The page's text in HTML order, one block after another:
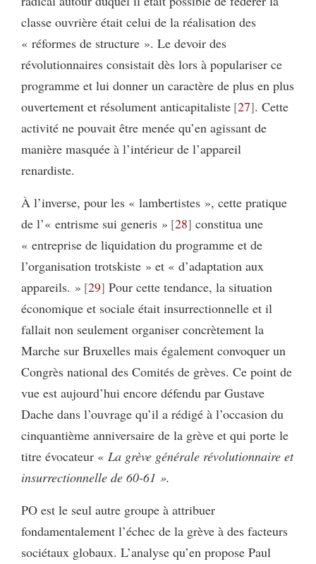
classe ouvrière était celui de la réalisation des
« réformes de structure ». Le devoir des
révolutionnaires consistait dès lors à populariser ce
programme et lui donner un caractère de plus en plus
ouvertement et résolument anticapitaliste 27 . Cette
activité ne pouvait être menée qu’en agissant de
manière masquée à l’intérieur de l’appareil
renardiste.
À l’inverse, pour les « lambertistes », cette pratique
de l’« entrisme sui generis » 28 constitua une
« entreprise de liquidation du programme et de
l’organisation trotskiste » et « d’adaptation aux
appareils. » 29 Pour cette tendance, la situation
économique et sociale était insurrectionnelle et il
fallait non seulement organiser concrètement la
Marche sur Bruxelles mais également convoquer un
Congrès national des Comités de grèves. Ce point de
vue est aujourd’hui encore défendu par Gustave
Dache dans l’ouvrage qu’il a rédigé à l’occasion du
cinquantième anniversaire de la grève et qui porte le
titre évocateur « La grève générale révolutionnaire et
insurrectionnelle de 60-61 ».
PO est le seul autre groupe à attribuer
fondamentalement l’échec de la grève à des facteurs
sociétaux globaux. L’analyse qu’en propose Paul